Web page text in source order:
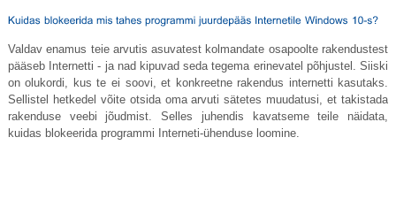
Valdav enamus teie arvutis asuvatest kolmandate osapoolte rakendustest
pääseb Internetti - ja nad kipuvad seda tegema erinevatel põhjustel. Siiski
on olukordi, kus te ei soovi, et konkreetne rakendus internetti kasutaks.
Sellistel hetkedel võite otsida oma arvuti sätetes muudatusi, et takistada
rakenduse veebi jõudmist. Selles juhendis kavatseme teile näidata,
kuidas blokeerida programmi Interneti-ühenduse loomine.